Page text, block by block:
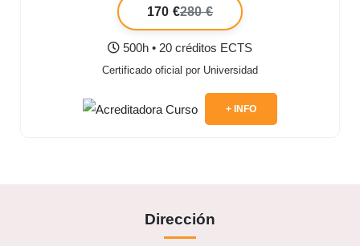
170 €280 €
500h • 20 créditos ECTS
Certificado oficial por Universidad
+ INFO
Dirección